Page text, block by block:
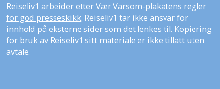
Reiseliv1 arbeider etterVær Varsom-plakatens regler
for god presseskikk. Reiseliv1 tar ikke ansvar for
innhold på eksterne sider som det lenkes til. Kopiering
for bruk av Reiseliv1 sitt materiale er ikke tillatt uten
avtale.